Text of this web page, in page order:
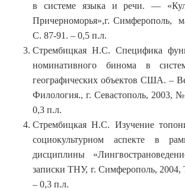
в системе языка и речи. —
Причерноморья»,г. Симферополь,
С. 87-91. – 0,5 п.л.
Стрембицкая Н.С. Специфика
номинативного бинома в
географических объектов США. –
Филология., г. Севастополь, 2003,
0,3 п.л.
Стрембицкая Н.С. Изучение
социокультурном аспекте в
дисциплины
записки ТНУ, г. Симферополь,
– 0,3 п.л.